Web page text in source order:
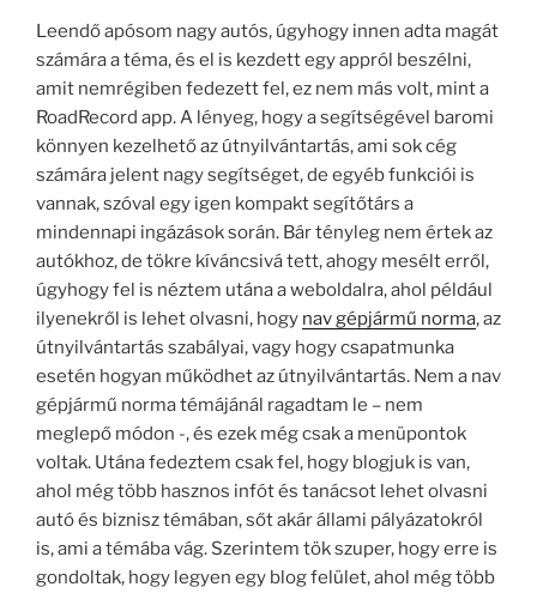
Leendő apósom nagy autós, úgyhogy innen adta magát
számára a téma, és el is kezdett egy appról beszélni,
amit nemrégiben fedezett fel, ez nem más volt, mint a
RoadRecord app. A lényeg, hogy a segítségével baromi
könnyen kezelhető az útnyilvántartás, ami sok cég
számára jelent nagy segítséget, de egyéb funkciói is
vannak, szóval egy igen kompakt segítőtárs a
mindennapi ingázások során. Bár tényleg nem értek az
autókhoz, de tökre kíváncsivá tett, ahogy mesélt erről,
úgyhogy fel is néztem utána a weboldalra, ahol például
ilyenekről is lehet olvasni, hogy nav gépjármű norma, az
útnyilvántartás szabályai, vagy hogy csapatmunka
esetén hogyan működhet az útnyilvántartás. Nem a nav
gépjármű norma témájánál ragadtam le – nem
meglepő módon -, és ezek még csak a menüpontok
voltak. Utána fedeztem csak fel, hogy blogjuk is van,
ahol még több hasznos infót és tanácsot lehet olvasni
autó és biznisz témában, sőt akár állami pályázatokról
is, ami a témába vág. Szerintem tök szuper, hogy erre is
gondoltak, hogy legyen egy blog felület, ahol még több